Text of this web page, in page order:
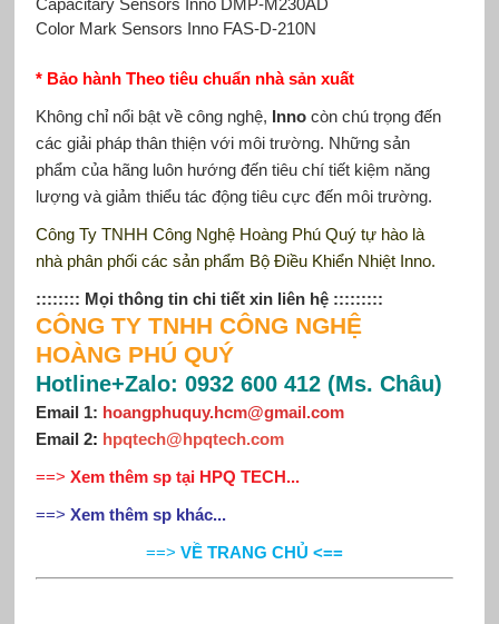
Color Mark Sensors Inno FAS-D-210N
* Bảo hành Theo tiêu chuẩn nhà sản xuất
Không chỉ nổi bật về công nghệ, Innocòn chú trọng đến
các giải pháp thân thiện với môi trường. Những sản
phẩm của hãng luôn hướng đến tiêu chí tiết kiệm năng
lượng và giảm thiểu tác động tiêu cực đến môi trường.
Công Ty TNHH Công Nghệ Hoàng Phú Quý tự hào là
nhà phân phối các sản phẩm Bộ Điều Khiển Nhiệt Inno.
:::::::: Mọi thông tin chi tiết xin liên hệ :::::::::
CÔNG TY TNHH CÔNG NGHỆ
HOÀNG PHÚ QUÝ
Hotline+Zalo: 0932 600 412 (Ms. Châu)
Email 1: hoangphuquy.hcm@gmail.com
Email 2: hpqtech@hpqtech.com
==> Xem thêm sp tại HPQ TECH...
==> Xem thêm sp khác...
==> VỀ TRANG CHỦ <==